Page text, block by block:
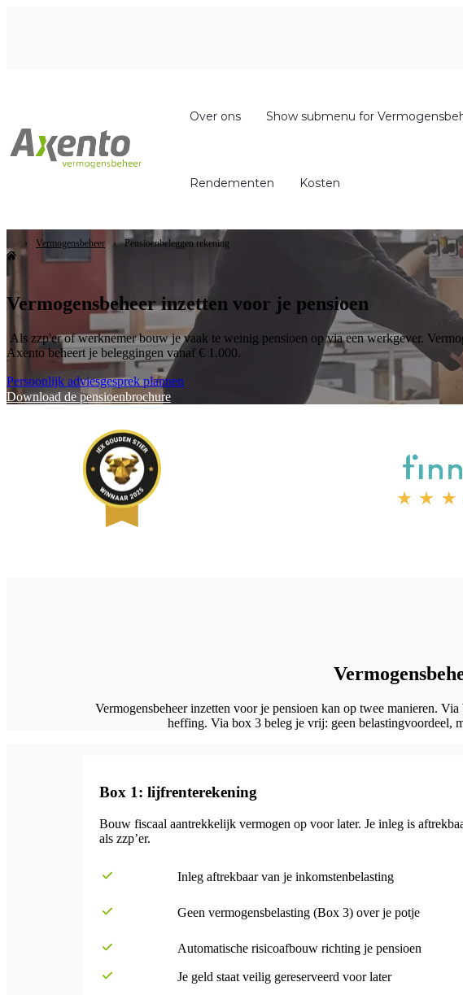
Over ons Show submenu for
Rendementen Kosten
Vermogensbeheer Pensioenbeleggen rekening
Vermogensbeheer inzetten voor je pensioen
Als zzp'er of werknemer bouw je vaak te weinig pensioen op via een werkgever.
Axento beheert je beleggingen vanaf € 1.000.
Persoonlijk adviesgesprek plannen
Download de pensioenbrochure
Vermogensbeheer inzetten voor je pensioen kan op twee manieren.
heffing. Via box 3 beleg je vrij: geen belastingvoordeel,
Box 1: lijfrenterekening
Bouw fiscaal aantrekkelijk vermogen op voor later. Je inleg is
als zzp’er.
Inleg aftrekbaar van je inkomstenbelasting
Geen vermogensbelasting (Box 3) over je potje
Automatische risicoafbouw richting je pensioen
Je geld staat veilig gereserveerd voor later